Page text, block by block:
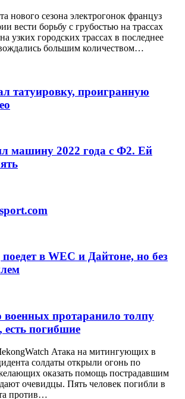
нового сезона электрогонок француз
вести борьбу с грубостью на трассах
узких городских трассах в последнее
большим количеством…
татуировку, проигранную
машину 2022 года с Ф2. Ей
в WEC и Дайтоне, но без
протаранило толпу
погибшие
Атака на митингующих в
солдаты открыли огонь по
оказать помощь пострадавшим
очевидцы. Пять человек погибли в
против…